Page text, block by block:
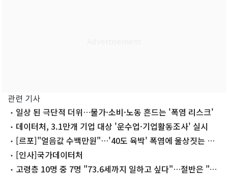
관련 기사
일상 된 극단적 더위…물가·소비·노동 흔드는 '폭염 리스크'
데이터처, 3.1만개 기업 대상 '운수업·기업활동조사' 실시
[르포]"얼음값 수백만원"…'40도 육박' 폭염에 울상짓는 전
통시장
[인사]국가데이터처
고령층 10명 중 7명 "73.6세까지 일하고 싶다"…절반은 "생